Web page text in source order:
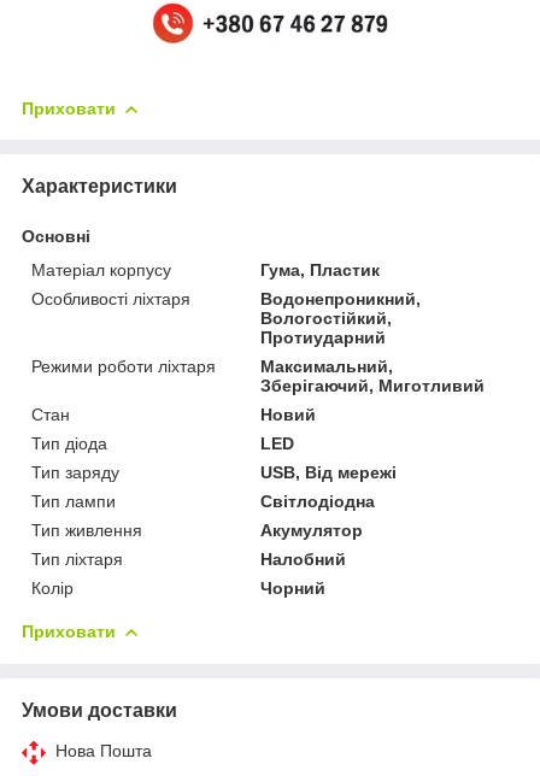
Приховати
Характеристики
Основні
Матеріал корпусу
Гума, Пластик
Особливості ліхтаря
Водонепроникний,
Вологостійкий,
Протиударний
Режими роботи ліхтаря
Максимальний,
Зберігаючий, Миготливий
Стан
Новий
Тип діода
LED
Тип заряду
USB, Від мережі
Тип лампи
Світлодіодна
Тип живлення
Акумулятор
Тип ліхтаря
Налобний
Колір
Чорний
Приховати
Умови доставки
Нова Пошта